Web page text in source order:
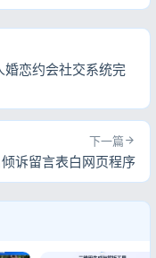
恋约会社交系统完
下一篇
诉留言表白网页程序